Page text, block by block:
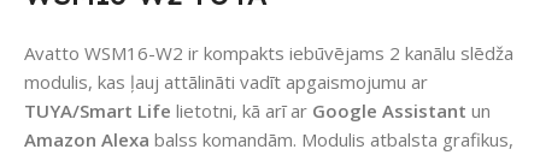
Avatto WSM16-W2 ir kompakts iebūvējams 2 kanālu slēdža
modulis, kas ļauj attālināti vadīt apgaismojumu ar
TUYA/Smart Life lietotni, kā arī ar Google Assistant un
Amazon Alexa balss komandām. Modulis atbalsta grafikus,